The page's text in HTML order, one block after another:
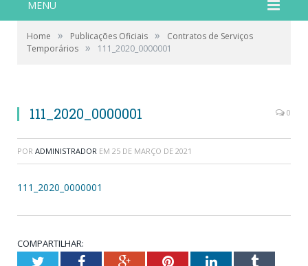
MENU
Home » Publicações Oficiais »
Contratos de Serviços
Temporários » 111_2020_0000001
111_2020_0000001 0
POR ADMINISTRADOR EM 25 DE MARÇO DE 2021
111_2020_0000001
COMPARTILHAR:
TwitterFacebookGoogle+PinterestLinkedInTumblr